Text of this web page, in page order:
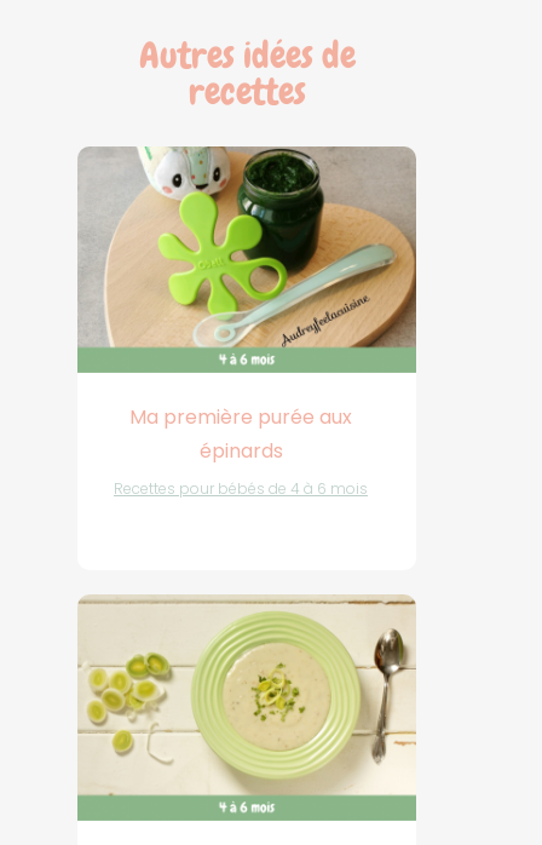
Autres idées de
recettes
Ma première purée aux
épinards
Recettes pour bébés de 4 à 6 mois